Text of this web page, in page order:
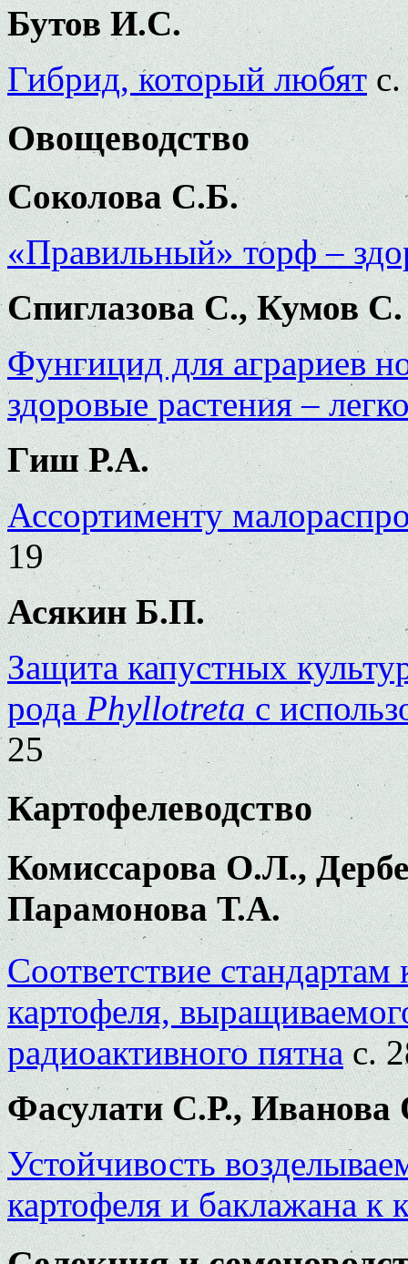
Бутов И.С.
Гибрид, который любят
Овощеводство
Соколова С.Б.
«Правильный» торф –
Спиглазова С., Кумов С.
Фунгицид для аграриев
здоровые растения –
Гиш Р.А.
Ассортименту
19
Асякин Б.П.
Защита капустных
родаPhyllotretaс
25
Картофелеводство
Комиссарова О.Л.,
Парамонова Т.А.
Соответствие
картофеля,
радиоактивного пятнас.
Фасулати С.Р., Иванова
Устойчивость
картофеля и баклажана к